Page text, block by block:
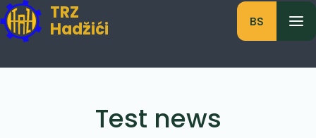
TRZ
Hadžići BS
Test news